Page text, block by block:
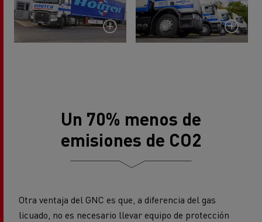
Un 70% menos de
emisiones de CO2
Otra ventaja del GNC es que, a diferencia del gas
licuado, no es necesario llevar equipo de protección